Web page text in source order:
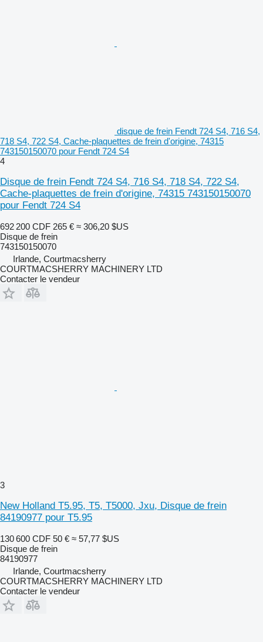
disque de frein Fendt 724 S4, 716 S4,
718 S4, 722 S4, Cache-plaquettes de frein d'origine, 74315
743150150070 pour Fendt 724 S4
4
Disque de frein Fendt 724 S4, 716 S4, 718 S4, 722 S4,
Cache-plaquettes de frein d'origine, 74315 743150150070
pour Fendt 724 S4
692 200 CDF 265 € ≈ 306,20 $US
Disque de frein
743150150070
Irlande, Courtmacsherry
COURTMACSHERRY MACHINERY LTD
Contacter le vendeur
3
New Holland T5.95, T5, T5000, Jxu, Disque de frein
84190977 pour T5.95
130 600 CDF 50 € ≈ 57,77 $US
Disque de frein
84190977
Irlande, Courtmacsherry
COURTMACSHERRY MACHINERY LTD
Contacter le vendeur